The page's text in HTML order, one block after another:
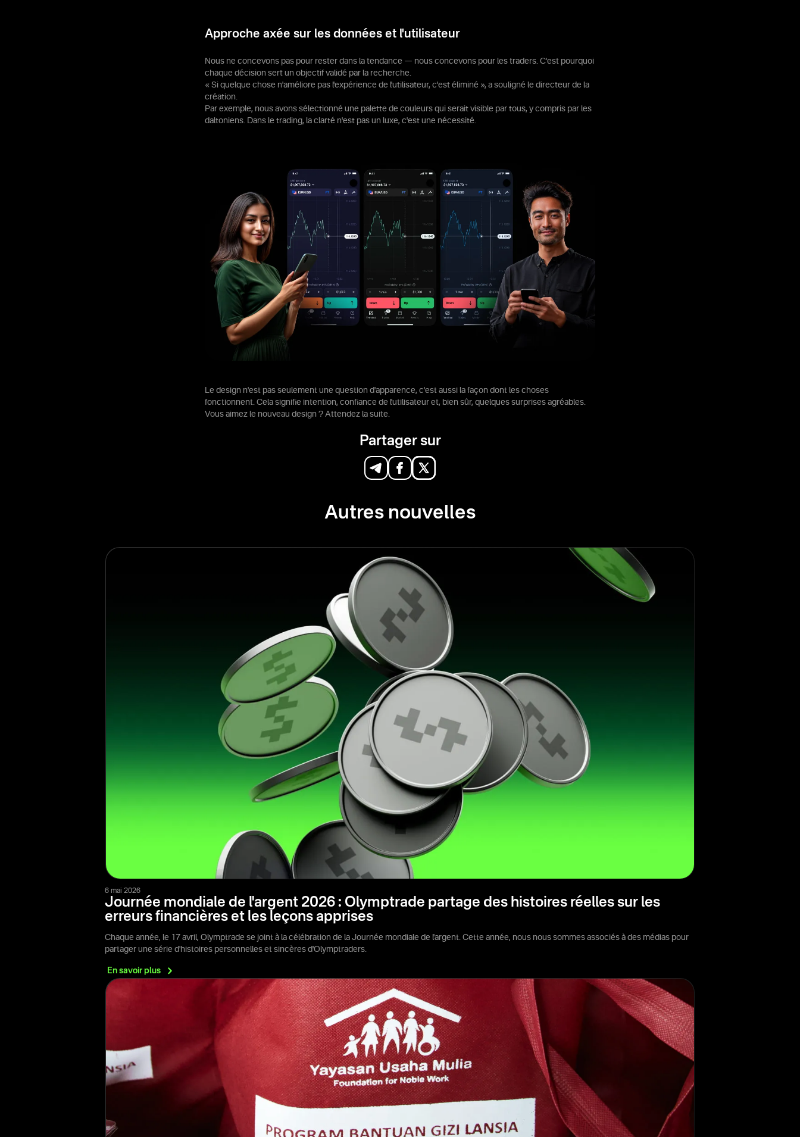
Approche axée sur les données et l'utilisateur
Nous ne concevons pas pour rester dans la tendance — nous concevons pour les traders. C'est pourquoi
chaque décision sert un objectif validé par la recherche.
« Si quelque chose n'améliore pas l'expérience de l'utilisateur, c'est éliminé », a souligné le directeur de la
création.
Par exemple, nous avons sélectionné une palette de couleurs qui serait visible par tous, y compris par les
daltoniens. Dans le trading, la clarté n'est pas un luxe, c'est une nécessité.
Le design n'est pas seulement une question d'apparence, c'est aussi la façon dont les choses
fonctionnent. Cela signifie intention, confiance de l'utilisateur et, bien sûr, quelques surprises agréables.
Vous aimez le nouveau design ? Attendez la suite.
Partager sur
Autres nouvelles
6 mai 2026
Journée mondiale de l'argent 2026 : Olymptrade partage des histoires réelles sur les
erreurs financières et les leçons apprises
Chaque année, le 17 avril, Olymptrade se joint à la célébration de la Journée mondiale de l'argent. Cette année, nous nous sommes associés à des médias pour
partager une série d'histoires personnelles et sincères d'Olymptraders.
En savoirplus